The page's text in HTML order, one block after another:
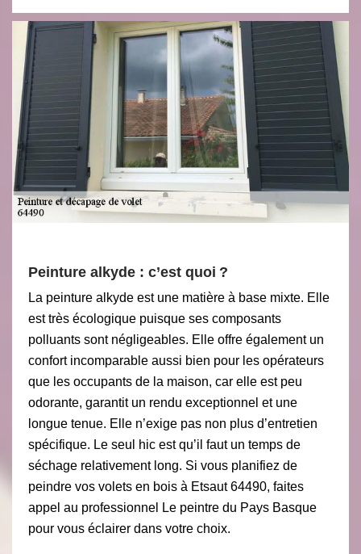
Peinture alkyde : c’est quoi ?
La peinture alkyde est une matière à base mixte. Elle
est très écologique puisque ses composants
polluants sont négligeables. Elle offre également un
confort incomparable aussi bien pour les opérateurs
que les occupants de la maison, car elle est peu
odorante, garantit un rendu exceptionnel et une
longue tenue. Elle n’exige pas non plus d’entretien
spécifique. Le seul hic est qu’il faut un temps de
séchage relativement long. Si vous planifiez de
peindre vos volets en bois à Etsaut 64490, faites
appel au professionnel Le peintre du Pays Basque
pour vous éclairer dans votre choix.